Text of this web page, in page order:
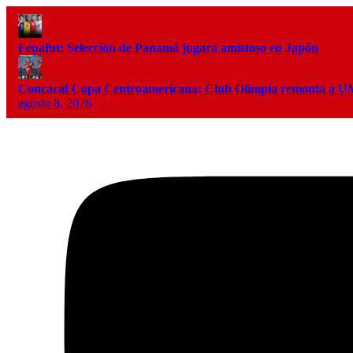
Fepafut: Selección de Panamá jugará amistoso en Japón
Concacaf Copa Centroamericana: Club Olimpia remonta a
agosto 8, 2026